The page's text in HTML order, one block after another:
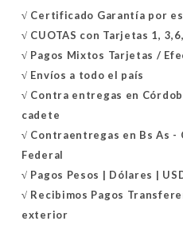
√ Certificado Garantía por
√ CUOTAS con Tarjetas 1,
√ Pagos Mixtos Tarjetas /
√ Envíos a todo el país
√ Contra entregas en
cadete
√ Contraentregas en Bs As -
Federal
√ Pagos Pesos | Dólares |
√ Recibimos Pagos
exterior